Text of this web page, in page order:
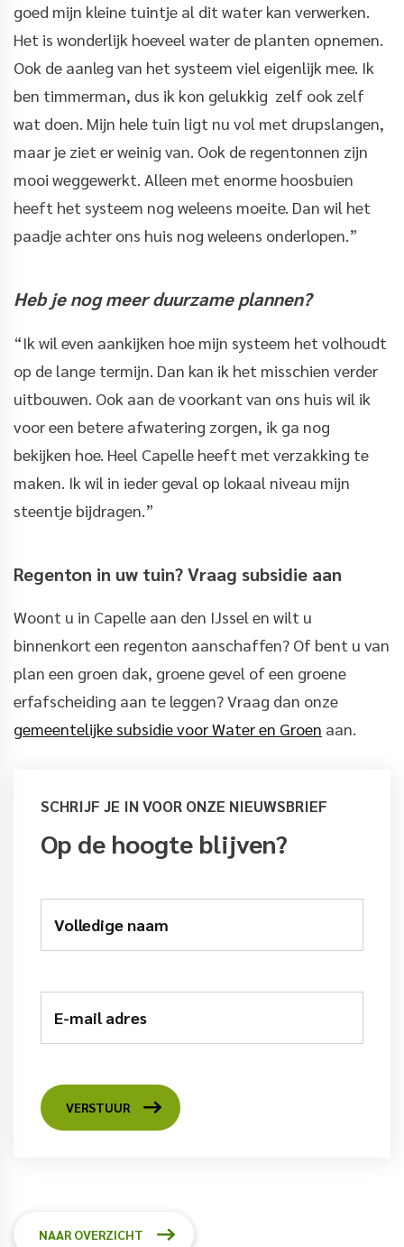
goed mijn kleine tuintje al dit water kan verwerken.
Het is wonderlijk hoeveel water de planten opnemen.
Ook de aanleg van het systeem viel eigenlijk mee. Ik
ben timmerman, dus ik kon gelukkig zelf ook zelf
wat doen. Mijn hele tuin ligt nu vol met drupslangen,
maar je ziet er weinig van. Ook de regentonnen zijn
mooi weggewerkt. Alleen met enorme hoosbuien
heeft het systeem nog weleens moeite. Dan wil het
paadje achter ons huis nog weleens onderlopen.”
Heb je nog meer duurzame plannen?
“Ik wil even aankijken hoe mijn systeem het volhoudt
op de lange termijn. Dan kan ik het misschien verder
uitbouwen. Ook aan de voorkant van ons huis wil ik
voor een betere afwatering zorgen, ik ga nog
bekijken hoe. Heel Capelle heeft met verzakking te
maken. Ik wil in ieder geval op lokaal niveau mijn
steentje bijdragen.”
Regenton in uw tuin? Vraag subsidie aan
Woont u in Capelle aan den IJssel en wilt u
binnenkort een regenton aanschaffen? Of bent u van
plan een groen dak, groene gevel of een groene
erfafscheiding aan te leggen? Vraag dan onze
gemeentelijke subsidie voor Water en Groen aan.
SCHRIJF JE IN VOOR ONZE NIEUWSBRIEF
Op de hoogte blijven?
Volledige naam
E-mail adres
VERSTUUR
NAAR OVERZICHT